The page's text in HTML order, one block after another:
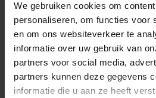
We gebruiken cookies om
personaliseren, om functies voor
en om ons websiteverkeer te
informatie over uw gebruik van
partners voor social media,
partners kunnen deze gegevens
informatie die u aan ze heeft
Het leveringsproces
Na je bestelling verzamelt ons
onderdelen en bereidt ze voor op
werkplaats wordt de fiets volledig
getest. Daarna gaat de fiets naar
magazijn, waar hij zorgvuldig wordt